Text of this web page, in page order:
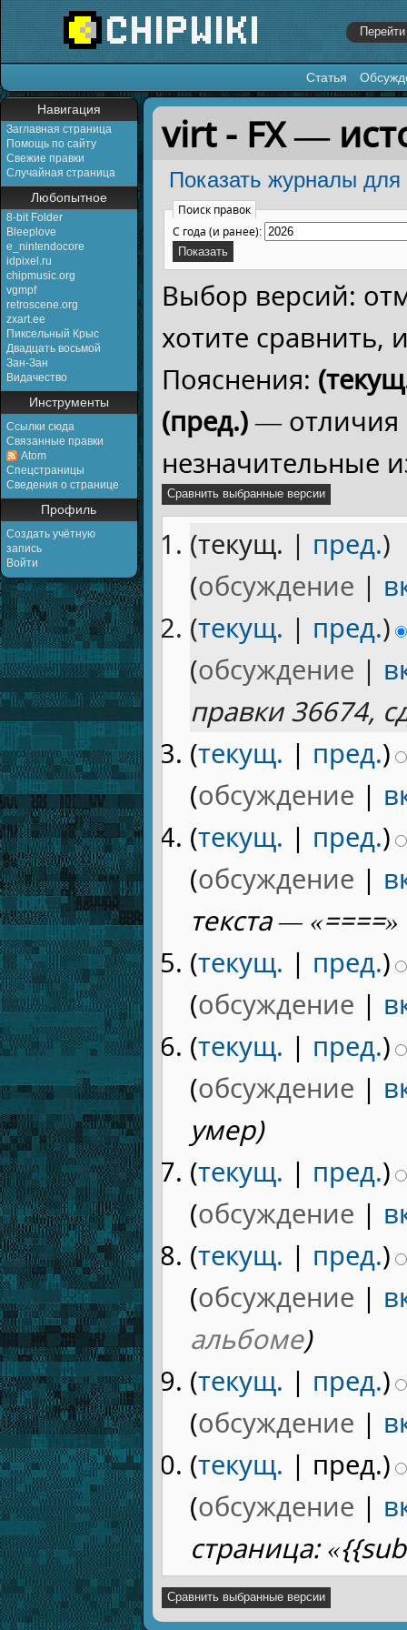
Статья
Навигация
Заглавная страница
Помощь по сайту
Свежие правки
Случайная страница
Любопытное
8-bit Folder
Bleeplove
e_nintendocore
idpixel.ru
chipmusic.org
vgmpf
retroscene.org
zxart.ee
Пиксельный Крыс
Двадцать восьмой
Зан-Зан
Видачество
Инструменты
Ссылки сюда
Связанные правки
Atom
Спецстраницы
Сведения о странице
Профиль
Создать учётную
запись
Войти
Перейти к:навигация,поиск
virt - FX —
Показать журналы для
Поиск правок
С года (и ранее):
Выбор версий:
хотите
Пояснения:
(пред.)— отличия
незначительные
(текущ. | пред.)
(обсуждение |
(текущ. | пред.)
(обсуждение |
правки 36674,
(текущ. | пред.)
(обсуждение |
(текущ. | пред.)
(обсуждение |
текста —
(текущ. | пред.)
(обсуждение |
(текущ. | пред.)
(обсуждение |
умер)
(текущ. | пред.)
(обсуждение |
(текущ. | пред.)
(обсуждение |
альбоме)
(текущ. | пред.)
(обсуждение |
(текущ. | пред.)
(обсуждение |
страница: